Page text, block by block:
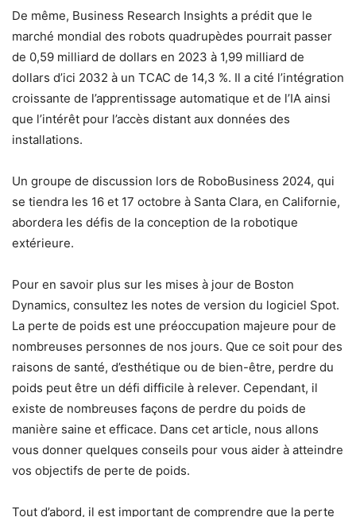
De même, Business Research Insights a prédit que le
marché mondial des robots quadrupèdes pourrait passer
de 0,59 milliard de dollars en 2023 à 1,99 milliard de
dollars d’ici 2032 à un TCAC de 14,3 %. Il a cité l’intégration
croissante de l’apprentissage automatique et de l’IA ainsi
que l’intérêt pour l’accès distant aux données des
installations.
Un groupe de discussion lors de RoboBusiness 2024, qui
se tiendra les 16 et 17 octobre à Santa Clara, en Californie,
abordera les défis de la conception de la robotique
extérieure.
Pour en savoir plus sur les mises à jour de Boston
Dynamics, consultez les notes de version du logiciel Spot.
La perte de poids est une préoccupation majeure pour de
nombreuses personnes de nos jours. Que ce soit pour des
raisons de santé, d’esthétique ou de bien-être, perdre du
poids peut être un défi difficile à relever. Cependant, il
existe de nombreuses façons de perdre du poids de
manière saine et efficace. Dans cet article, nous allons
vous donner quelques conseils pour vous aider à atteindre
vos objectifs de perte de poids.
Tout d’abord, il est important de comprendre que la perte